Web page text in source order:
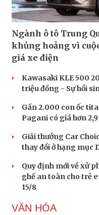
Ngành ô tô Trung
khủng hoảng vì
giá xe điện
Kawasaki KLE 500
triệu đồng - Sự hồi
Gần 2.000 con ốc
Pagani có giá hơn
Giải thưởng Car
thay đổi ở hạng mục
Quy định mới về xử
ghế an toàn cho trẻ
15/8
VĂN HÓA